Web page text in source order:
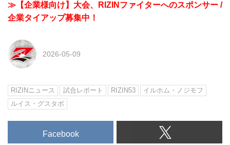
≫【企業様向け】大会、RIZINファイターへのスポンサー /
企業タイアップ募集中！
2026-05-09
RIZINニュース 試合レポート RIZIN53
イルホム・ノジモフ
ルイス・グスタボ
Facebook